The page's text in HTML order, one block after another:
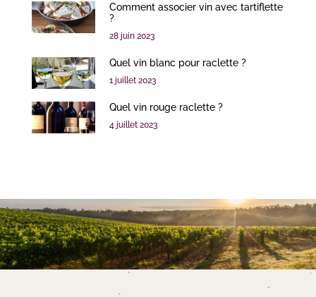
Comment associer vin avec tartiflette
?
28 juin 2023
Quel vin blanc pour raclette ?
1 juillet 2023
Quel vin rouge raclette ?
4 juillet 2023